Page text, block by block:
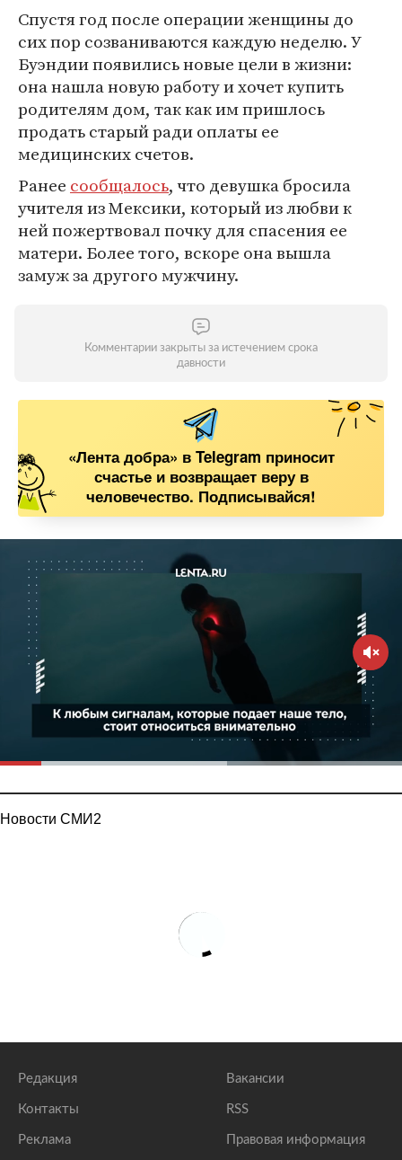
Спустя год после операции женщины до
сих пор созваниваются каждую неделю. У
Буэндии появились новые цели в жизни:
она нашла новую работу и хочет купить
родителям дом, так как им пришлось
продать старый ради оплаты ее
медицинских счетов.
Ранее сообщалось, что девушка бросила
учителя из Мексики, который из любви к
ней пожертвовал почку для спасения ее
матери. Более того, вскоре она вышла
замуж за другого мужчину.
Комментарии закрыты за истечением срока
давности
«Лента добра» в Telegram приносит
счастье и возвращает веру в
человечество. Подписывайся!
Новости СМИ2
Редакция
Контакты
Реклама
Вакансии
RSS
Правовая информация